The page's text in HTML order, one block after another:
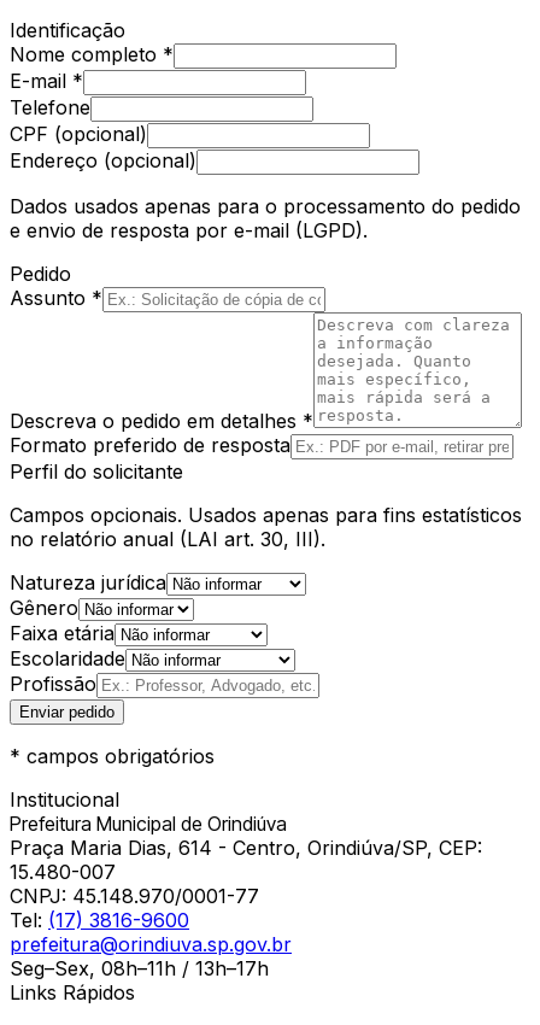
Identificação
Nome completo *
E-mail *
Telefone
CPF (opcional)
Endereço (opcional)
Dados usados apenas para o processamento do pedido
e envio de resposta por e-mail (LGPD).
Pedido
Assunto *
Descreva o pedido em detalhes *
Formato preferido de resposta
Perfil do solicitante
Campos opcionais. Usados apenas para fins estatísticos
no relatório anual (LAI art. 30, III).
Natureza jurídica
Gênero
Faixa etária
Escolaridade
Profissão
Enviar pedido
* campos obrigatórios
Institucional
Prefeitura Municipal de Orindiúva
Praça Maria Dias, 614 - Centro, Orindiúva/SP, CEP:
15.480-007
CNPJ: 45.148.970/0001-77
Tel: (17) 3816-9600
prefeitura@orindiuva.sp.gov.br
Seg–Sex, 08h–11h / 13h–17h
Links Rápidos